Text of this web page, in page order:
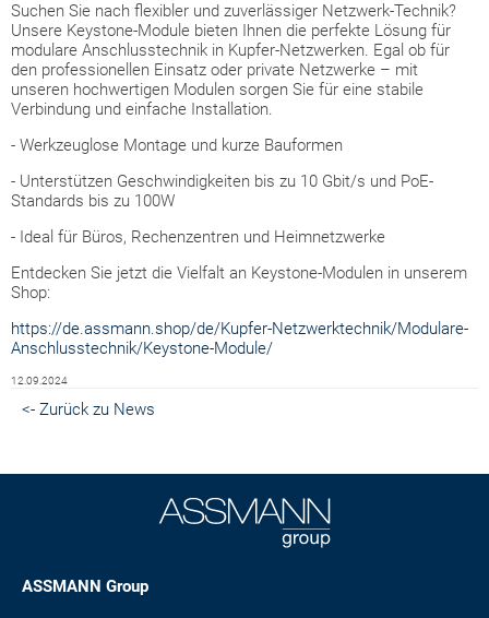
Suchen Sie nach flexibler und zuverlässiger Netzwerk-Technik?
Unsere Keystone-Module bieten Ihnen die perfekte Lösung für
modulare Anschlusstechnik in Kupfer-Netzwerken. Egal ob für
den professionellen Einsatz oder private Netzwerke – mit
unseren hochwertigen Modulen sorgen Sie für eine stabile
Verbindung und einfache Installation.
- Werkzeuglose Montage und kurze Bauformen
- Unterstützen Geschwindigkeiten bis zu 10 Gbit/s und PoE-
Standards bis zu 100W
- Ideal für Büros, Rechenzentren und Heimnetzwerke
Entdecken Sie jetzt die Vielfalt an Keystone-Modulen in unserem
Shop:
https://de.assmann.shop/de/Kupfer-Netzwerktechnik/Modulare-
Anschlusstechnik/Keystone-Module/
12.09.2024
<- Zurück zu News
ASSMANN Group